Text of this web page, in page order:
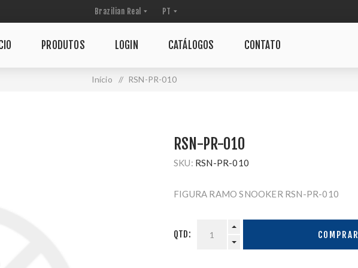
PRODUTOS LOGIN CATÁLOGOS CONTATO
Início / RSN-PR-010
RSN-PR-010
SKU: RSN-PR-010
FIGURA RAMO SNOOKER RSN-PR-010
QTD: COMPRAR